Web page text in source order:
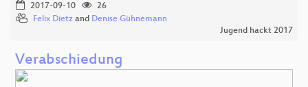
2017-09-10
26
Felix Dietz and Denise Gühnemann
Jugend hackt 2017
Verabschiedung